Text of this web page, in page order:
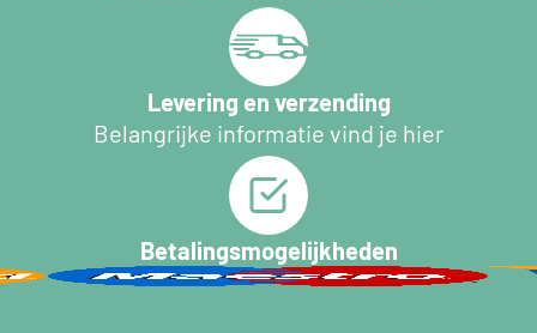
Levering en verzending
Belangrijke informatie vind je hier
Betalingsmogelijkheden